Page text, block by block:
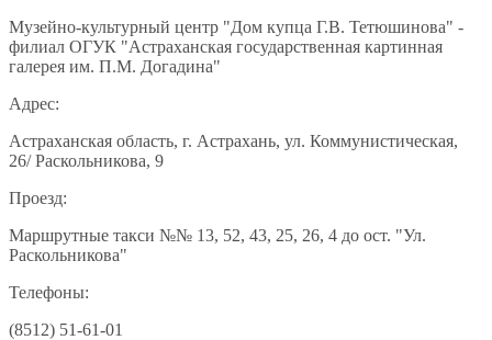
Музейно-культурный центр "Дом купца Г.В. Тетюшинова" -
филиал ОГУК "Астраханская государственная картинная
галерея им. П.М. Догадина"
Адрес:
Астраханская область, г. Астрахань, ул. Коммунистическая,
26/ Раскольникова, 9
Проезд:
Маршрутные такси №№ 13, 52, 43, 25, 26, 4 до ост. "Ул.
Раскольникова"
Телефоны:
(8512) 51-61-01